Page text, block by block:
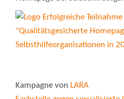
Kampagne von LARA